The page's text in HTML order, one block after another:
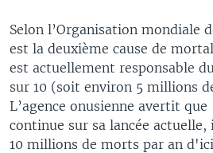
Selon l’Organisation mondiale
est la deuxième cause de
est actuellement responsable
sur 10 (soit environ 5 millions
L’agence onusienne avertit
continue sur sa lancée
10 millions de morts par an